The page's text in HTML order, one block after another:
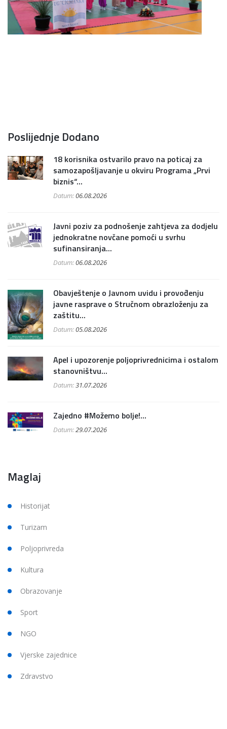
Poslijednje Dodano
18 korisnika ostvarilo pravo na poticaj za
samozapošljavanje u okviru Programa „Prvi
biznis“...
Datum:06.08.2026
Javni poziv za podnošenje zahtjeva za dodjelu
jednokratne novčane pomoći u svrhu
sufinansiranja...
Datum:06.08.2026
Obavještenje o Javnom uvidu i provođenju
javne rasprave o Stručnom obrazloženju za
zaštitu...
Datum:05.08.2026
Apel i upozorenje poljoprivrednicima i ostalom
stanovništvu...
Datum:31.07.2026
Zajedno #Možemo bolje!...
Datum:29.07.2026
Maglaj
Historijat
Turizam
Poljoprivreda
Kultura
Obrazovanje
Sport
NGO
Vjerske zajednice
Zdravstvo